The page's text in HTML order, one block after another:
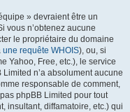
» devraient être un
vous n’obtenez aucune
le propriétaire du domaine
une requête WHOIS), ou, si
Yahoo, Free, etc.), le service
n’a absolument aucune
responsable de comment,
phpBB Limited pour tout
insultant, diffamatoire, etc.) qui